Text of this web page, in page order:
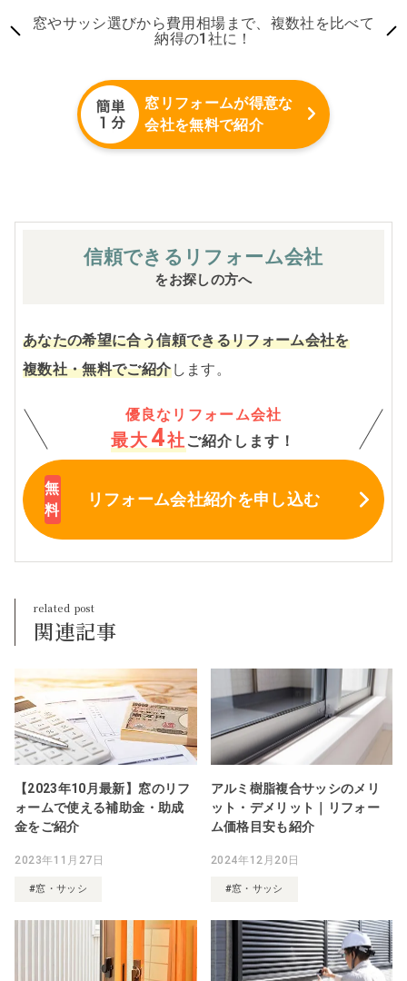
窓やサッシ選びから費用相場まで、複数社を比べて
納得の1社に！
窓リフォームが得意な
会社を無料で紹介
信頼できる リフォーム会社
をお探しの方へ
あなたの希望に合う信頼できるリフォーム会社を
複数社・無料でご紹介します。
優良なリフォーム会社
最大 4社 ご紹介します！
リフォーム会社紹介を申し込む
関連記事
【2023年10月最新】窓のリフ
ォームで使える補助金・助成
金をご紹介
2023年11月27日
#窓・サッシ
アルミ樹脂複合サッシのメリ
ット・デメリット｜リフォー
ム価格目安も紹介
2024年12月20日
#窓・サッシ